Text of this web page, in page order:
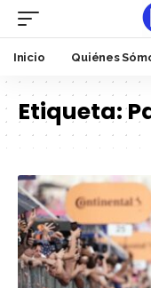
Inicio Quiénes
Etiqueta: